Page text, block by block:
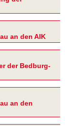
an den AIK
der Bedburg-
an den